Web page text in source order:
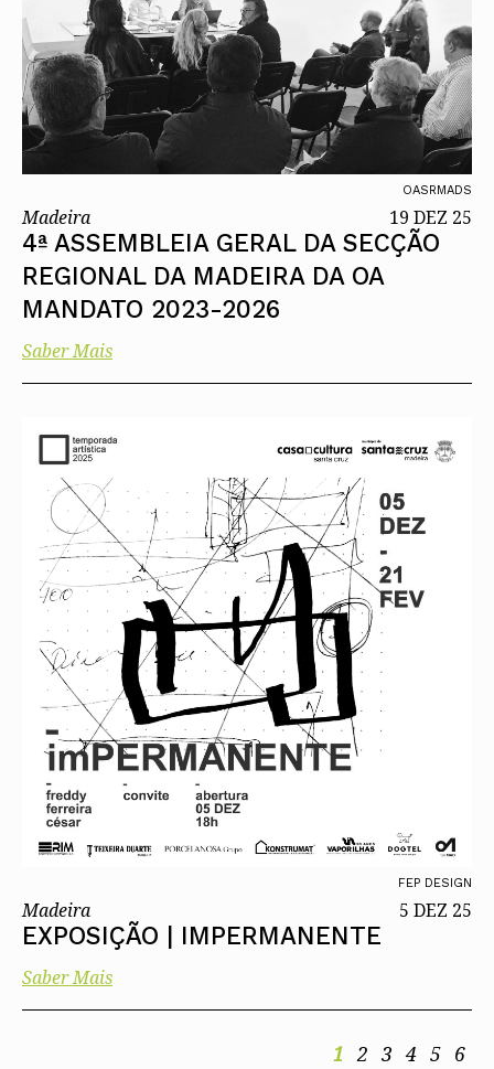
OASRMADS
Madeira 19 DEZ 25
4ª ASSEMBLEIA GERAL DA SECÇÃO
REGIONAL DA MADEIRA DA OA
MANDATO 2023-2026
Saber Mais
FEP DESIGN
Madeira 5 DEZ 25
EXPOSIÇÃO | IMPERMANENTE
Saber Mais
1 2 3 4 5 6